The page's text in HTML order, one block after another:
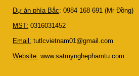
Dự án phía Bắc: 0984 168 691 (Mr Đồng)
MST: 0316031452
Email: tutlcvietnam01@gmail.com
Website: www.satmynghephamtu.com